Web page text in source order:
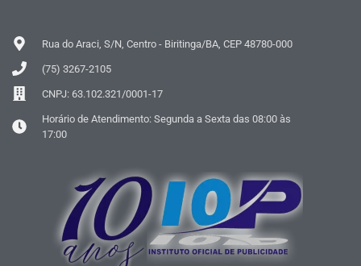
Rua do Araci, S/N, Centro - Biritinga/BA, CEP 48780-000
(75) 3267-2105
CNPJ: 63.102.321/0001-17
Horário de Atendimento: Segunda a Sexta das 08:00 às
17:00